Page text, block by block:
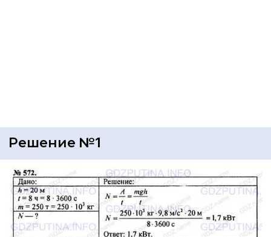
Решение №1